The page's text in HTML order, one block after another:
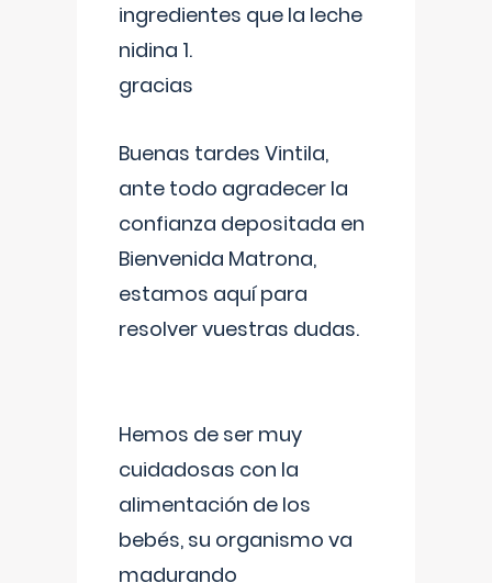
ingredientes que la leche
nidina 1.
gracias
Buenas tardes Vintila,
ante todo agradecer la
confianza depositada en
Bienvenida Matrona,
estamos aquí para
resolver vuestras dudas.
Hemos de ser muy
cuidadosas con la
alimentación de los
bebés, su organismo va
madurando